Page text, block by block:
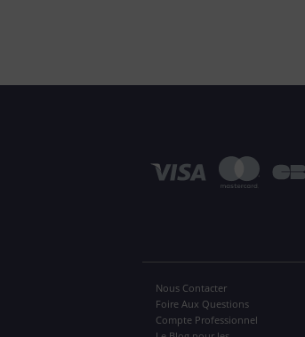
Nous Contacter
Foire Aux Questions
Compte Professionnel